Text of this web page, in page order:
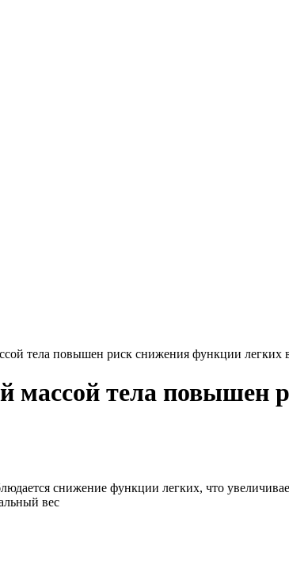
тела повышен риск снижения функции легких
массой тела повышен
снижение функции легких, что
вес